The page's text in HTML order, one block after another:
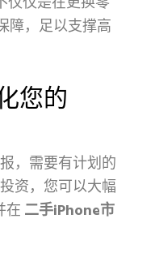
，足以支撑高
您的
，需要有计划的
资，您可以大幅
在 二手iPhone市